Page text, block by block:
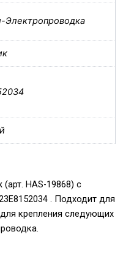
Электропроводка
HAS-19868) с
. Подходит для
крепления следующих